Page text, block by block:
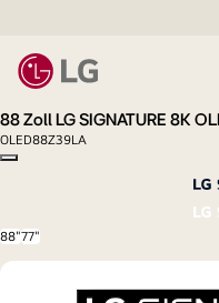
88 Zoll LG SIGNATURE 8K
OLED88Z39LA
Copy model name
88"77"